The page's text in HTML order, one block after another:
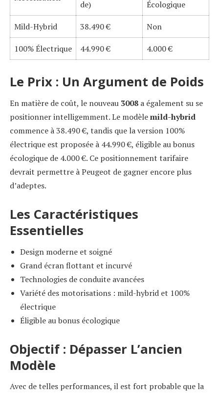
de) Écologique
Mild-Hybrid 38.490 € Non
100% Électrique 44.990 € 4.000 €
Le Prix : Un Argument de Poids
En matière de coût, le nouveau 3008 a également su se
positionner intelligemment. Le modèlemild-hybrid
commence à 38.490 €, tandis que la version 100%
électrique est proposée à 44.990 €, éligible au bonus
écologique de 4.000 €. Ce positionnement tarifaire
devrait permettre à Peugeot de gagner encore plus
d’adeptes.
Les Caractéristiques
Essentielles
Design moderne et soigné
Grand écran flottant et incurvé
Technologies de conduite avancées
Variété des motorisations : mild-hybrid et 100%
électrique
Éligible au bonus écologique
Objectif : Dépasser L’ancien
Modèle
Avec de telles performances, il est fort probable que la